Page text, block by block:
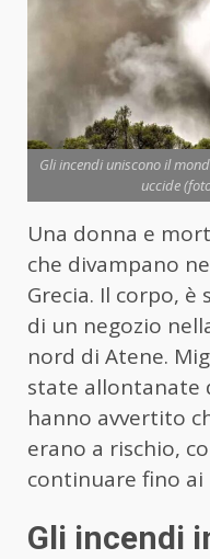
Gli incendi uniscono il
uccide
Una donna e
che divampano
Grecia. Il corpo,
di un negozio
nord di Atene.
state allontanate
hanno avvertito
erano a rischio,
continuare fino
Gli incendi